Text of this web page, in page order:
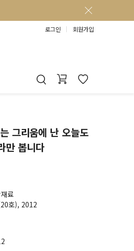
로그인 회원가입
그리움에 난 오늘도
만 봅니다
료
호), 2012